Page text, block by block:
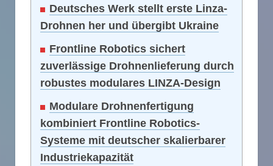
Deutsches Werk stellt erste Linza-
Drohnen her und übergibt Ukraine
Frontline Robotics sichert
zuverlässige Drohnenlieferung durch
robustes modulares LINZA-Design
Modulare Drohnenfertigung
kombiniert Frontline Robotics-
Systeme mit deutscher skalierbarer
Industriekapazität